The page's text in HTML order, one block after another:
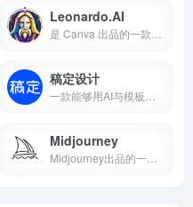
Leonardo.AI
稿定设计
Midjourney